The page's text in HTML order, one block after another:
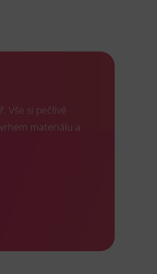
Vše si pečlivě
materiálu a